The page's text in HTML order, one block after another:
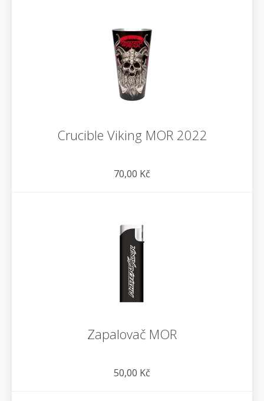
Crucible Viking MOR 2022
70,00 Kč
Zapalovač MOR
50,00 Kč